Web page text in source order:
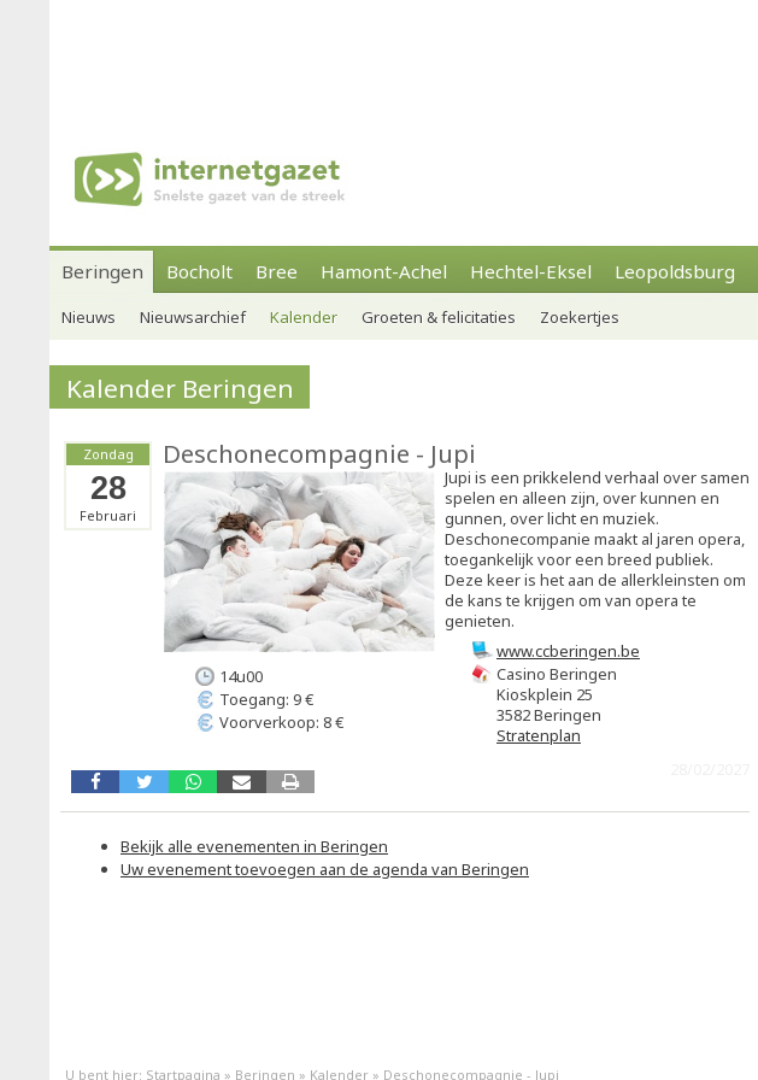
Beringen Bocholt Bree Hamont-Achel Hechtel-Eksel Leopoldsburg
Nieuws Nieuwsarchief Kalender Groeten & felicitaties Zoekertjes
Kalender Beringen
Zondag
28
Februari
Deschonecompagnie - Jupi
Jupi is een prikkelend verhaal over samen
spelen en alleen zijn, over kunnen en
gunnen, over licht en muziek.
Deschonecompanie maakt al jaren opera,
toegankelijk voor een breed publiek.
Deze keer is het aan de allerkleinsten om
de kans te krijgen om van opera te
genieten.
www.ccberingen.be
Casino Beringen
Kioskplein 25
3582 Beringen
Stratenplan
14u00
Toegang: 9 €
Voorverkoop: 8 €
Bekijk alle evenementen in Beringen
Uw evenement toevoegen aan de agenda van Beringen
U bent hier: Startpagina » Beringen » Kalender » Deschonecompagnie - Jupi